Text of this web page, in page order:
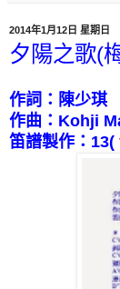
2014年1月12日 星期日
夕陽之歌(
作詞：陳少琪
作曲： Kohji
笛譜製作： 13(